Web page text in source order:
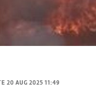
20 AUG 2025 11:49